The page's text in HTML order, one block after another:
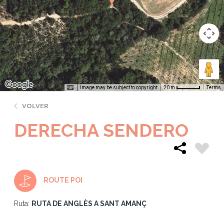
Image may be subject to copyright 20 m Terms
VOLVER
DERECHA SENDERO
ROUTE POI
Ruta: RUTA DE ANGLÈS A SANT AMANÇ